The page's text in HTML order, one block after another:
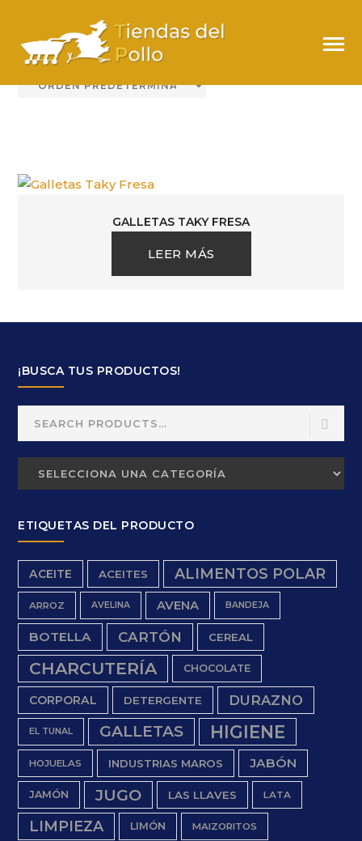
FREA
GALLETAS TAKY FRESA
LEER MÁS
¡BUSCA TUS PRODUCTOS!
ETIQUETAS DEL PRODUCTO
ACEITE ACEITES ALIMENTOS POLAR
ARROZ AVELINA AVENA BANDEJA
BOTELLA CARTÓN CEREAL
CHARCUTERÍA CHOCOLATE
CORPORAL DETERGENTE DURAZNO
EL TUNAL GALLETAS HIGIENE
HOJUELAS INDUSTRIAS MAROS JABÓN
JAMÓN JUGO LAS LLAVES LATA
LIMPIEZA LIMÓN MAIZORITOS